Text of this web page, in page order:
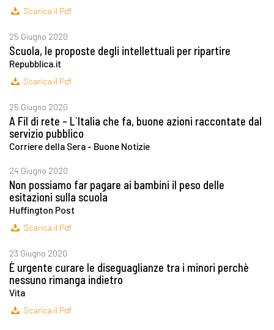
Scarica il Pdf
25 Giugno 2020
Scuola, le proposte degli intellettuali per ripartire
Repubblica.it
Scarica il Pdf
25 Giugno 2020
A Fil di rete – L`Italia che fa, buone azioni raccontate dal
servizio pubblico
Corriere della Sera - Buone Notizie
24 Giugno 2020
Non possiamo far pagare ai bambini il peso delle
esitazioni sulla scuola
Huffington Post
Scarica il Pdf
23 Giugno 2020
È urgente curare le diseguaglianze tra i minori perchè
nessuno rimanga indietro
Vita
Scarica il Pdf